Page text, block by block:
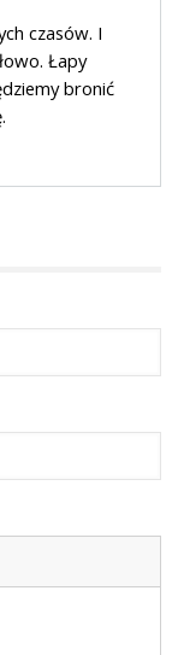
czasów. I
Łapy
bronić